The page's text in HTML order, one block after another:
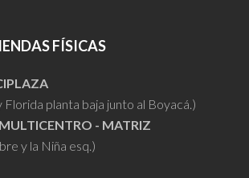
FÍSICAS
Florida planta baja junto al Boyacá.)
- MATRIZ
y la Niña esq.)